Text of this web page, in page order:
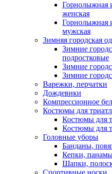
Горнолыжная
женская
Горнолыжная
мужская
Зимняя городская
Зимние
подростковые
Зимние
Зимние
Варежки, перчатки
Дождевики
Компрессионное
Костюмы для
Костюмы для
Костюмы для
Головные уборы
Банданы,
Кепки,
Шапки,